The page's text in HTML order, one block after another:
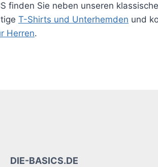
finden Sie neben unseren
T-Shirts und Unterhemden und
Herren.
DIE-BASICS.DE